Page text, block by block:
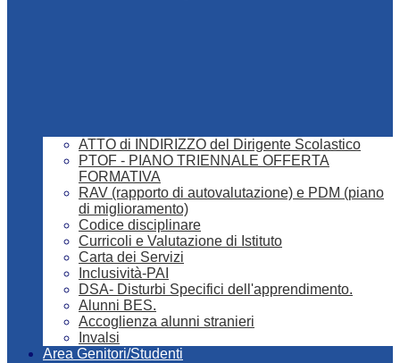
ATTO di INDIRIZZO del Dirigente Scolastico
PTOF - PIANO TRIENNALE OFFERTA
FORMATIVA
RAV (rapporto di autovalutazione) e PDM (piano
di miglioramento)
Codice disciplinare
Curricoli e Valutazione di Istituto
Carta dei Servizi
Inclusività-PAI
DSA- Disturbi Specifici dell'apprendimento.
Alunni BES.
Accoglienza alunni stranieri
Invalsi
Area Genitori/Studenti